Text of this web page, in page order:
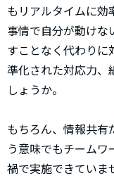
もリアルタイムに効
事情で自分が動けな
すことなく代わりに
準化された対応力、
しょうか。
もちろん、情報共有
う意味でもチーム
禍で実施できていま